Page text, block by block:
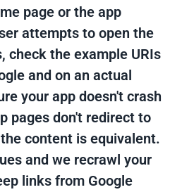
page or the app
attempts to open the
check the example URIs
and on an actual
your app doesn't crash
pages don't redirect to
content is equivalent.
and we recrawl your
links from Google